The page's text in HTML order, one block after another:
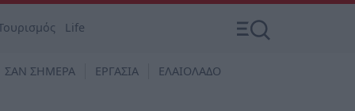
Life
ΣΑΝ ΣΗΜΕΡΑ ΕΡΓΑΣΙΑ ΕΛΑΙΟΛΑΔΟ